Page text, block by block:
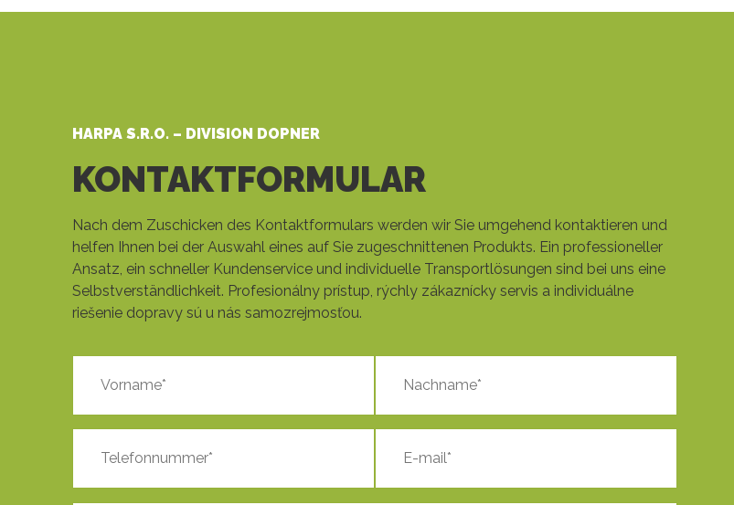
HARPA S.R.O. – DIVISION DOPNER
KONTAKTFORMULAR
Nach dem Zuschicken des Kontaktformulars werden wir Sie umgehend kontaktieren und
helfen Ihnen bei der Auswahl eines auf Sie zugeschnittenen Produkts. Ein professioneller
Ansatz, ein schneller Kundenservice und individuelle Transportlösungen sind bei uns eine
Selbstverständlichkeit. Profesionálny prístup, rýchly zákaznícky servis a individuálne
riešenie dopravy sú u nás samozrejmosťou.